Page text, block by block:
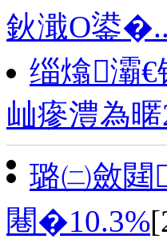
鈥濈О鍙
缁熻灞
屾瘮澧為暱
璐㈡斂閮
闀�10.3%